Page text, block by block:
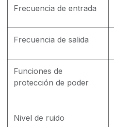
Frecuencia de entrada
Frecuencia de salida
Funciones de
protección de poder
Nivel de ruido